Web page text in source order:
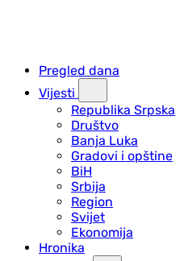
Pregled dana
Vijesti
Republika Srpska
Društvo
Banja Luka
Gradovi i opštine
BiH
Srbija
Region
Svijet
Ekonomija
Hronika